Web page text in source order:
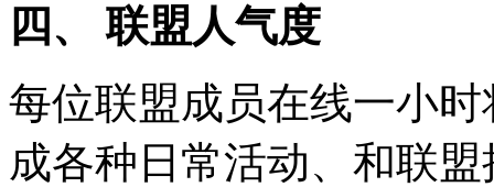
四、 联盟人气度
每位联盟成员在线一小
成各种日常活动、和联